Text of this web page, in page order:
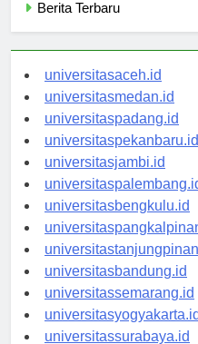
universitasaceh.id
universitasmedan.id
universitaspadang.id
universitaspekanbaru.id
universitasjambi.id
universitaspalembang.id
universitasbengkulu.id
universitasbandung.id
universitassemarang.id
universitasyogyakarta.id